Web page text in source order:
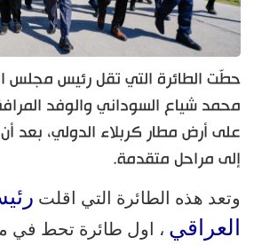
حطّت الطائرة التي تقل رئيس مجلس
محمد شياع السوداني والوفد
على أرض مطار كربلاء الدولي، بعد
إلى مراحل متقدمة.
وتعد هذه الطائرة التي اقلت
العراقي ، اول طائرة تحط في